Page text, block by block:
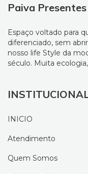
Paiva Presentes
Espaço voltado para
diferenciado, sem
nosso life Style da
século. Muita
INICIO
Atendimento
Quem Somos